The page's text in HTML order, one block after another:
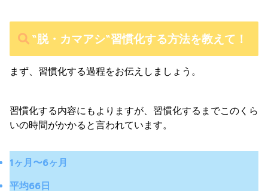
“脱・カマアシ“習慣化する方法を教えて！
まず、習慣化する過程をお伝えしましょう。
習慣化する内容にもよりますが、習慣化するまでこのくら
いの時間がかかると言われています。
1ヶ月〜6ヶ月
平均66日